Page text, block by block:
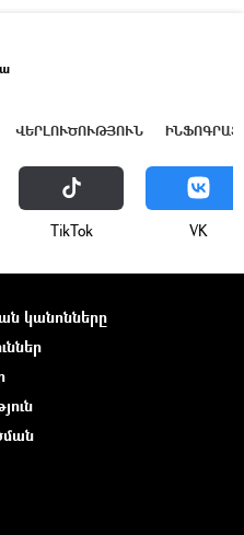
ՎԵՐԼՈՒԾՈՒԹՅՈՒՆ
ТikТоk VK
կանոնները